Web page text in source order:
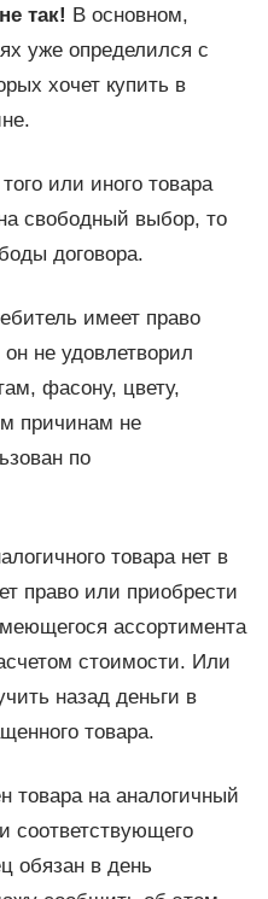
так! В основном,
уже определился с
хочет купить в
или иного товара
свободный выбор, то
договора.
имеет право
не удовлетворил
фасону, цвету,
причинам не
по
товара нет в
право или приобрести
ассортимента
стоимости. Или
назад деньги в
товара.
товара на аналогичный
соответствующего
обязан в день